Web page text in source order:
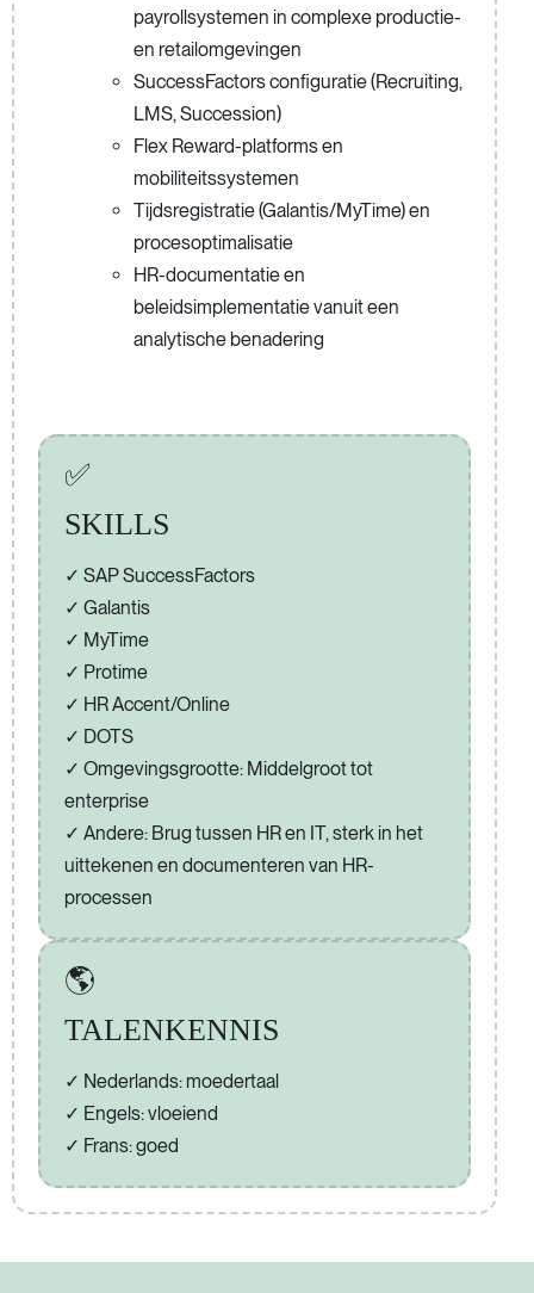
payrollsystemen in complexe productie-
en retailomgevingen
SuccessFactors configuratie (Recruiting,
LMS, Succession)
Flex Reward-platforms en
mobiliteitssystemen
Tijdsregistratie (Galantis/MyTime) en
procesoptimalisatie
HR-documentatie en
beleidsimplementatie vanuit een
analytische benadering
✅
SKILLS
SAP SuccessFactors
Galantis
MyTime
Protime
HR Accent/Online
DOTS
Omgevingsgrootte: Middelgroot tot
enterprise
Andere: Brug tussen HR en IT, sterk in het
uittekenen en documenteren van HR-
processen
🌎
TALENKENNIS
Nederlands: moedertaal
Engels: vloeiend
Frans: goed